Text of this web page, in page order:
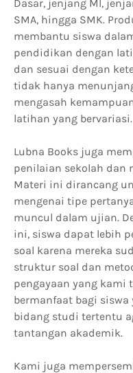
Dasar, jenjang MI,
SMA, hingga SMK.
membantu siswa
pendidikan dengan
dan sesuai dengan
tidak hanya
mengasah
latihan yang bervariasi.
Lubna Books juga
penilaian sekolah dan
Materi ini dirancang
mengenai tipe
muncul dalam ujian.
ini, siswa dapat lebih
soal karena mereka
struktur soal dan
pengayaan yang kami
bermanfaat bagi
bidang studi tertentu
tantangan akademik.
Kami juga